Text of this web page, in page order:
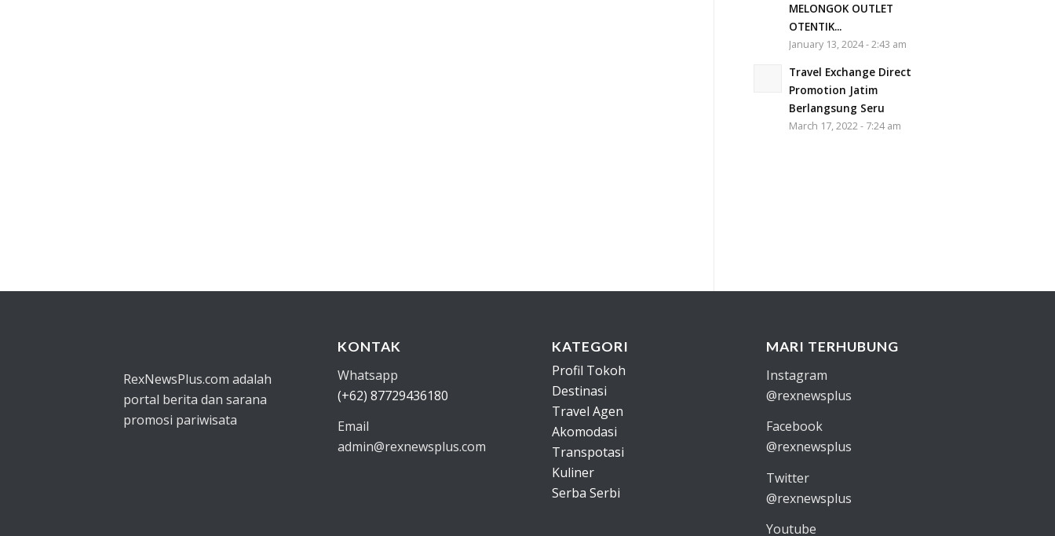
MELONGOK OUTLET
OTENTIK...
January 13, 2024 - 2:43 am
Travel Exchange Direct
Promotion Jatim
Berlangsung Seru
March 17, 2022 - 7:24 am
RexNewsPlus.com adalah
portal berita dan sarana
promosi pariwisata
KONTAK
Whatsapp
(+62) 87729436180
Email
admin@rexnewsplus.com
KATEGORI
Profil Tokoh
Destinasi
Travel Agen
Akomodasi
Transpotasi
Kuliner
Serba Serbi
MARI TERHUBUNG
Instagram
@rexnewsplus
Facebook
@rexnewsplus
Twitter
@rexnewsplus
Youtube